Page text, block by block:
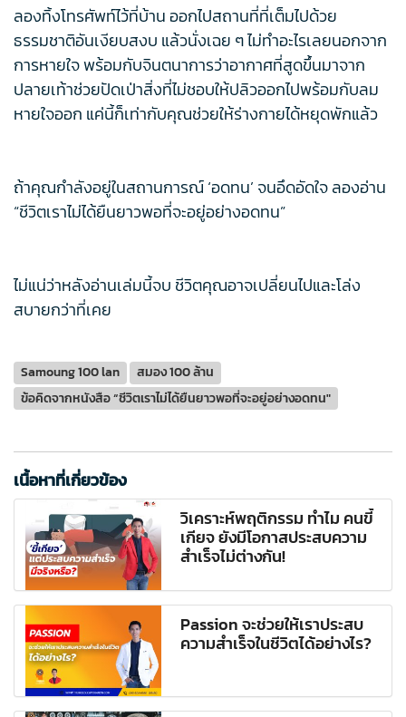
ลองทิ้งโทรศัพท์ไว้ที่บ้าน ออกไปสถานที่ที่เต็มไปด้วย
ธรรมชาติอันเงียบสงบ แล้วนั่งเฉย ๆ ไม่ทำอะไรเลยนอกจาก
การหายใจ พร้อมกับจินตนาการว่าอากาศที่สูดขึ้นมาจาก
ปลายเท้าช่วยปัดเป่าสิ่งที่ไม่ชอบให้ปลิวออกไปพร้อมกับลม
หายใจออก แค่นี้ก็เท่ากับคุณช่วยให้ร่างกายได้หยุดพักแล้ว
ถ้าคุณกำลังอยู่ในสถานการณ์ ‘อดทน’ จนอึดอัดใจ ลองอ่าน
“ชีวิตเราไม่ได้ยืนยาวพอที่จะอยู่อย่างอดทน”
ไม่แน่ว่าหลังอ่านเล่มนี้จบ ชีวิตคุณอาจเปลี่ยนไปและโล่ง
สบายกว่าที่เคย
Samoung 100 lan
สมอง 100 ล้าน
ข้อคิดจากหนังสือ “ชีวิตเราไม่ได้ยืนยาวพอที่จะอยู่อย่างอดทน"
เนื้อหาที่เกี่ยวข้อง
วิเคราะห์พฤติกรรม ทำไม คนขี้
เกียจ ยังมีโอกาสประสบความ
สำเร็จไม่ต่างกัน!
Passion จะช่วยให้เราประสบ
ความสำเร็จในชีวิตได้อย่างไร?